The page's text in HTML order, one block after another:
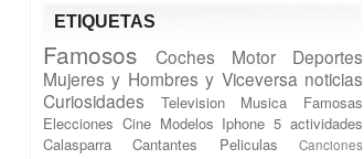
ETIQUETAS
Famosos Coches Motor
Deportes
Mujeres y Hombres y Viceversa noticias
Curiosidades
Television Musica
Famosas
Elecciones Cine Modelos Iphone 5 actividades
Calasparra
Cantantes Peliculas
Canciones